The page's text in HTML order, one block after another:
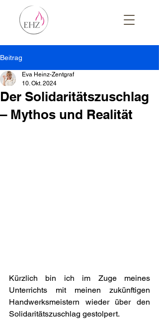
Beitrag
Der Solidaritätszuschlag
– Mythos und Realität
Eva Heinz-Zentgraf
10. Okt. 2024
Kürzlich bin ich im Zuge meines
Unterrichts mit meinen zukünftigen
Handwerksmeistern wieder über den
Solidaritätszuschlag gestolpert.